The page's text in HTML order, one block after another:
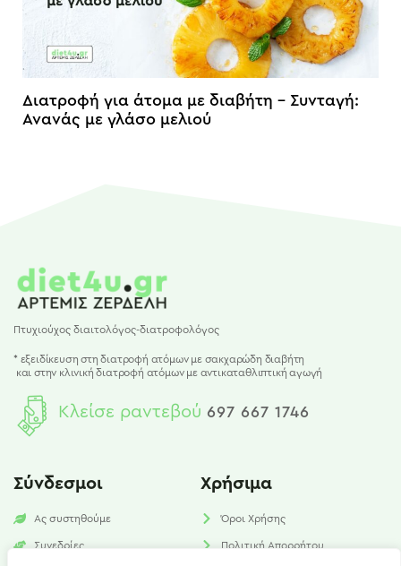
Διατροφή για άτομα με διαβήτη – Συνταγή:
Ανανάς με γλάσο μελιού
Πτυχιούχος διαιτολόγος-διατροφολόγος
* εξειδίκευση στη διατροφή ατόμων με σακχαρώδη διαβήτη
και στην κλινική διατροφή ατόμων με αντικαταθλιπτική αγωγή
Κλείσε ραντεβού 697 667 1746
Σύνδεσμοι
Ας συστηθούμε
Συνεδρίες
Χρήσιμα
Όροι Χρήσης
Πολιτική Απορρήτου